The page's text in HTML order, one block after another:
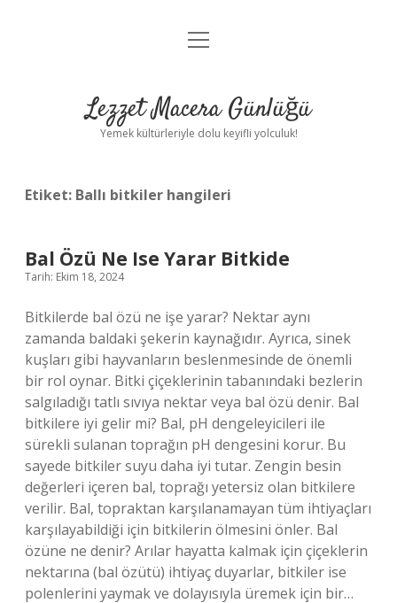
Anasayfa
Yasal Uyarı
menüyü
Lezzet Macera Günlüğü
Yemek kültürleriyle dolu keyifli yolculuk!
Etiket: Ballı bitkiler hangileri
Bal Özü Ne Ise Yarar Bitkide
Tarih: Ekim 18, 2024
Bitkilerde bal özü ne işe yarar? Nektar aynı
zamanda baldaki şekerin kaynağıdır. Ayrıca, sinek
kuşları gibi hayvanların beslenmesinde de önemli
bir rol oynar. Bitki çiçeklerinin tabanındaki bezlerin
salgıladığı tatlı sıvıya nektar veya bal özü denir. Bal
bitkilere iyi gelir mi? Bal, pH dengeleyicileri ile
sürekli sulanan toprağın pH dengesini korur. Bu
sayede bitkiler suyu daha iyi tutar. Zengin besin
değerleri içeren bal, toprağı yetersiz olan bitkilere
verilir. Bal, topraktan karşılanamayan tüm ihtiyaçları
karşılayabildiği için bitkilerin ölmesini önler. Bal
özüne ne denir? Arılar hayatta kalmak için çiçeklerin
nektarına (bal özütü) ihtiyaç duyarlar, bitkiler ise
polenlerini yaymak ve dolayısıyla üremek için bir…